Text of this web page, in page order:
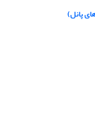
پانل)